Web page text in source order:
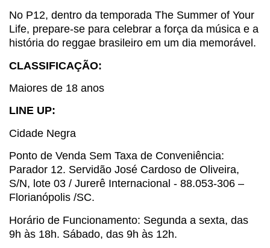
No P12, dentro da temporada The Summer of Your
Life, prepare-se para celebrar a força da música e a
história do reggae brasileiro em um dia memorável.
CLASSIFICAÇÃO:
Maiores de 18 anos
LINE UP:
Cidade Negra
Ponto de Venda Sem Taxa de Conveniência:
Parador 12. Servidão José Cardoso de Oliveira,
S/N, lote 03 / Jurerê Internacional - 88.053-306 –
Florianópolis /SC.
Horário de Funcionamento: Segunda a sexta, das
9h às 18h. Sábado, das 9h às 12h.